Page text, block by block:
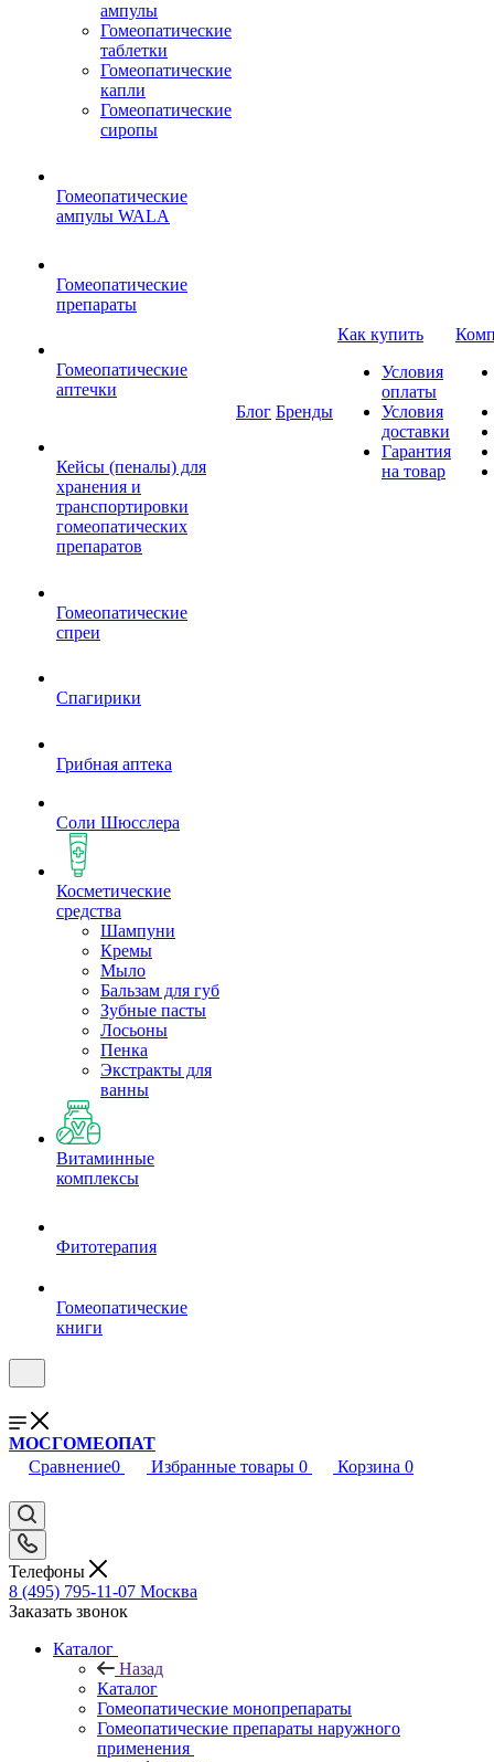
ампулы
Гомеопатические
таблетки
Гомеопатические
капли
Гомеопатические
сиропы
Гомеопатические
ампулы WALA
Гомеопатические
препараты
Гомеопатические
аптечки
Кейсы (пеналы) для
хранения и
транспортировки
гомеопатических
препаратов
Гомеопатические
спреи
Спагирики
Грибная аптека
Соли Шюсслера
Косметические
средства
Шампуни
Кремы
Мыло
Бальзам для губ
Зубные пасты
Лосьоны
Пенка
Экстракты для
ванны
Витаминные
комплексы
Фитотерапия
Гомеопатические
книги
Блог Бренды
Как купить
Условия
оплаты
Условия
доставки
Гарантия
на товар
МОСГОМЕОПАТ
Сравнение0 Избранные товары 0 Корзина 0
Телефоны
8 (495) 795-11-07 Москва
Заказать звонок
Каталог
Назад
Каталог
Гомеопатические монопрепараты
Гомеопатические препараты наружного
применения